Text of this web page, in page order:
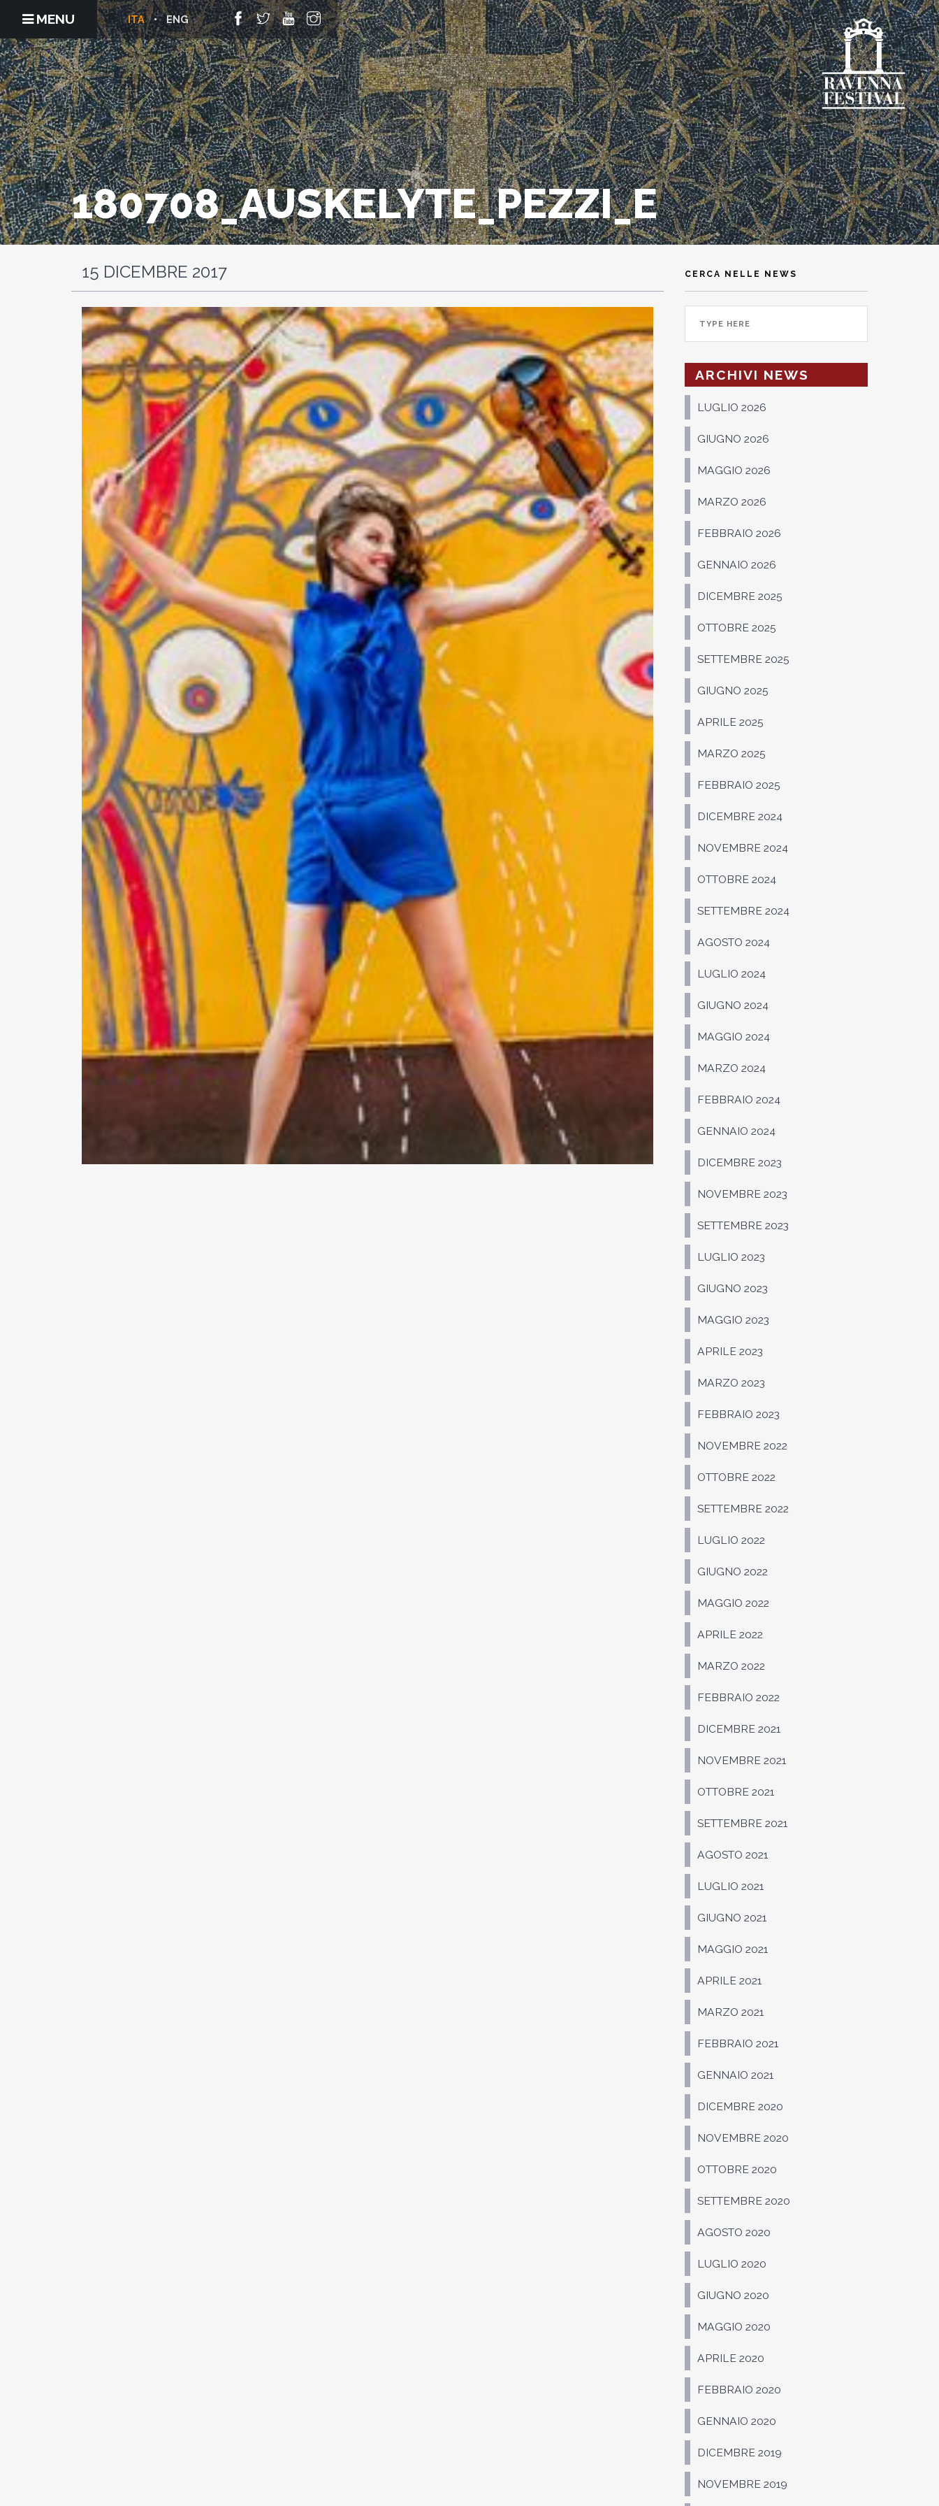
MENU ENG
ITA
180708_AUSKELYTE_PEZZI_E
15 DICEMBRE 2017 CERCA NELLE NEWS
ARCHIVI NEWS
LUGLIO 2026
GIUGNO 2026
MAGGIO 2026
MARZO 2026
FEBBRAIO 2026
GENNAIO 2026
DICEMBRE 2025
OTTOBRE 2025
SETTEMBRE 2025
GIUGNO 2025
APRILE 2025
MARZO 2025
FEBBRAIO 2025
DICEMBRE 2024
NOVEMBRE 2024
OTTOBRE 2024
SETTEMBRE 2024
AGOSTO 2024
LUGLIO 2024
GIUGNO 2024
MAGGIO 2024
MARZO 2024
FEBBRAIO 2024
GENNAIO 2024
DICEMBRE 2023
NOVEMBRE 2023
SETTEMBRE 2023
LUGLIO 2023
GIUGNO 2023
MAGGIO 2023
APRILE 2023
MARZO 2023
FEBBRAIO 2023
NOVEMBRE 2022
OTTOBRE 2022
SETTEMBRE 2022
LUGLIO 2022
GIUGNO 2022
MAGGIO 2022
APRILE 2022
MARZO 2022
FEBBRAIO 2022
DICEMBRE 2021
NOVEMBRE 2021
OTTOBRE 2021
SETTEMBRE 2021
AGOSTO 2021
LUGLIO 2021
GIUGNO 2021
MAGGIO 2021
APRILE 2021
MARZO 2021
FEBBRAIO 2021
GENNAIO 2021
DICEMBRE 2020
NOVEMBRE 2020
OTTOBRE 2020
SETTEMBRE 2020
AGOSTO 2020
LUGLIO 2020
GIUGNO 2020
MAGGIO 2020
APRILE 2020
FEBBRAIO 2020
GENNAIO 2020
DICEMBRE 2019
NOVEMBRE 2019